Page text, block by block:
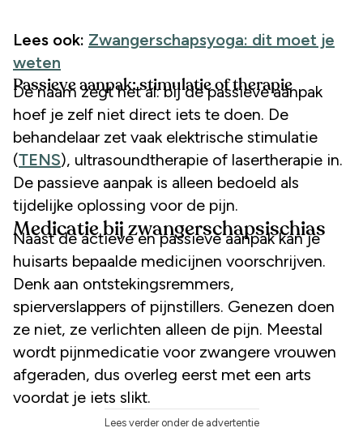
Lees ook: Zwangerschapsyoga: dit moet je
weten
Passieve aanpak: stimulatie of therapie
De naam zegt het al: bij de passieve aanpak
hoef je zelf niet direct iets te doen. De
behandelaar zet vaak elektrische stimulatie
(TENS), ultrasoundtherapie of lasertherapie in.
De passieve aanpak is alleen bedoeld als
tijdelijke oplossing voor de pijn.
Medicatie bij zwangerschapsischias
Naast de actieve en passieve aanpak kan je
huisarts bepaalde medicijnen voorschrijven.
Denk aan ontstekingsremmers,
spierverslappers of pijnstillers. Genezen doen
ze niet, ze verlichten alleen de pijn. Meestal
wordt pijnmedicatie voor zwangere vrouwen
afgeraden, dus overleg eerst met een arts
voordat je iets slikt.
Lees verder onder de advertentie